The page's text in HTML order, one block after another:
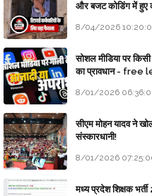
और बजट कोडिंग में हुए
8/04/2026
सोशल मीडिया पर
का प्रावधान -
8/01/2026
सीएम मोहन यादव ने
संस्कारधानी!
8/01/2026
मध्य प्रदेश शिक्षक भर्ती